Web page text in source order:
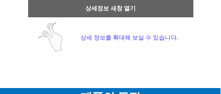
상세정보 새창 열기
상세 정보를 확대해 보실 수 있습니다.